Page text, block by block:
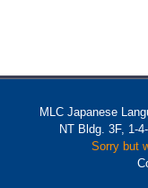
MLC Japanese
NT Bldg. 3F, 1-
Sorry but